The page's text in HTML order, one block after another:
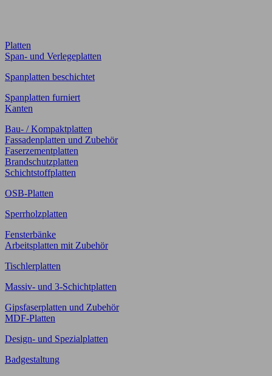
Platten
Span- und Verlegeplatten
Spanplatten beschichtet
Spanplatten furniert
Kanten
Bau- / Kompaktplatten
Fassadenplatten und Zubehör
Faserzementplatten
Brandschutzplatten
Schichtstoffplatten
OSB-Platten
Sperrholzplatten
Fensterbänke
Arbeitsplatten mit Zubehör
Tischlerplatten
Massiv- und 3-Schichtplatten
Gipsfaserplatten und Zubehör
MDF-Platten
Design- und Spezialplatten
Badgestaltung